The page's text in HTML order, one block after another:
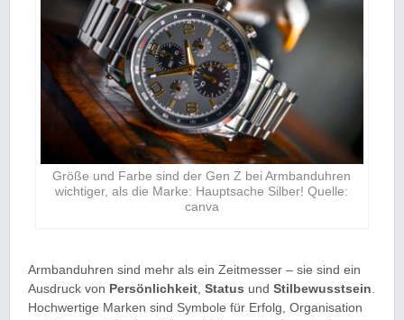
Größe und Farbe sind der Gen Z bei Armbanduhren
wichtiger, als die Marke: Hauptsache Silber! Quelle:
canva
Armbanduhren sind mehr als ein Zeitmesser – sie sind ein
Ausdruck von Persönlichkeit, Status und Stilbewusstsein.
Hochwertige Marken sind Symbole für Erfolg, Organisation